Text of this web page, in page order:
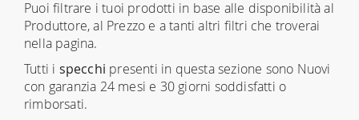
Puoi filtrare i tuoi prodotti in base alle disponibilità al
Produttore, al Prezzo e a tanti altri filtri che troverai
nella pagina.
Tutti i specchi presenti in questa sezione sono Nuovi
con garanzia 24 mesi e 30 giorni soddisfatti o
rimborsati.